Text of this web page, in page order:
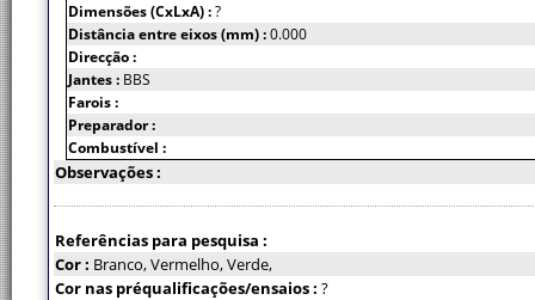
Dimensões (CxLxA) :?
Distância entre eixos (mm) :0.000
Direcção :
Jantes : BBS
Farois :
Preparador :
Combustível :
Observações :
Referências para pesquisa :
Cor : Branco, Vermelho, Verde,
Cor nas préqualificações/ensaios : ?